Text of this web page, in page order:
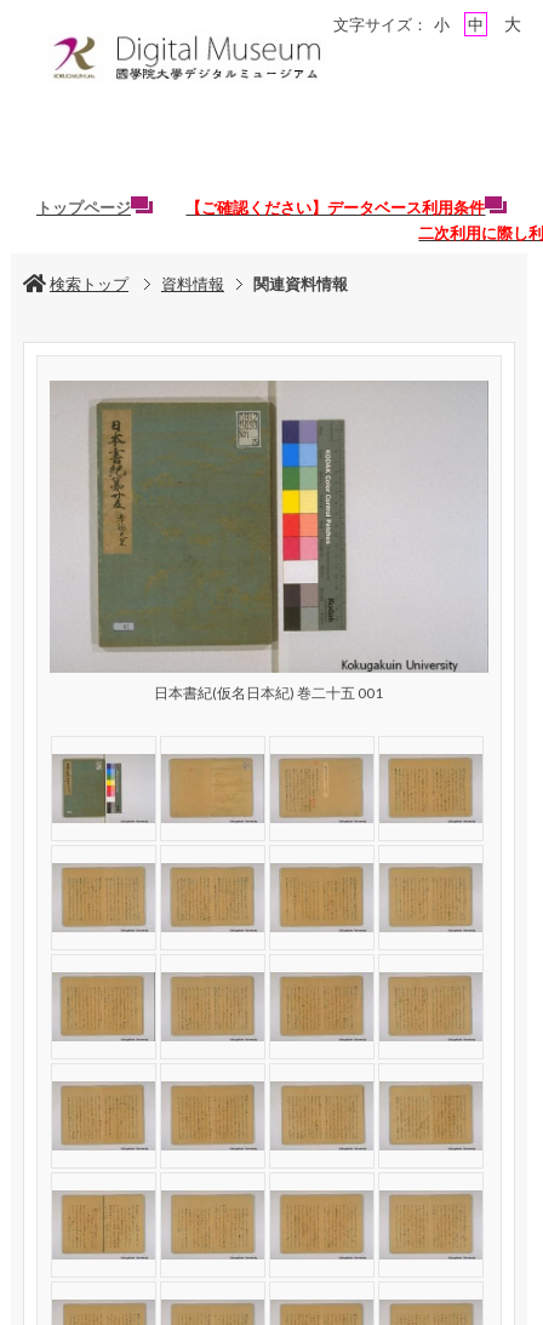
トップページ
【ご確認ください】データベース利用条件
二次利用に際し
文字サイズ： 小 中 大
検索トップ 資料情報 関連資料情報
日本書紀(仮名日本紀) 巻二十五 001